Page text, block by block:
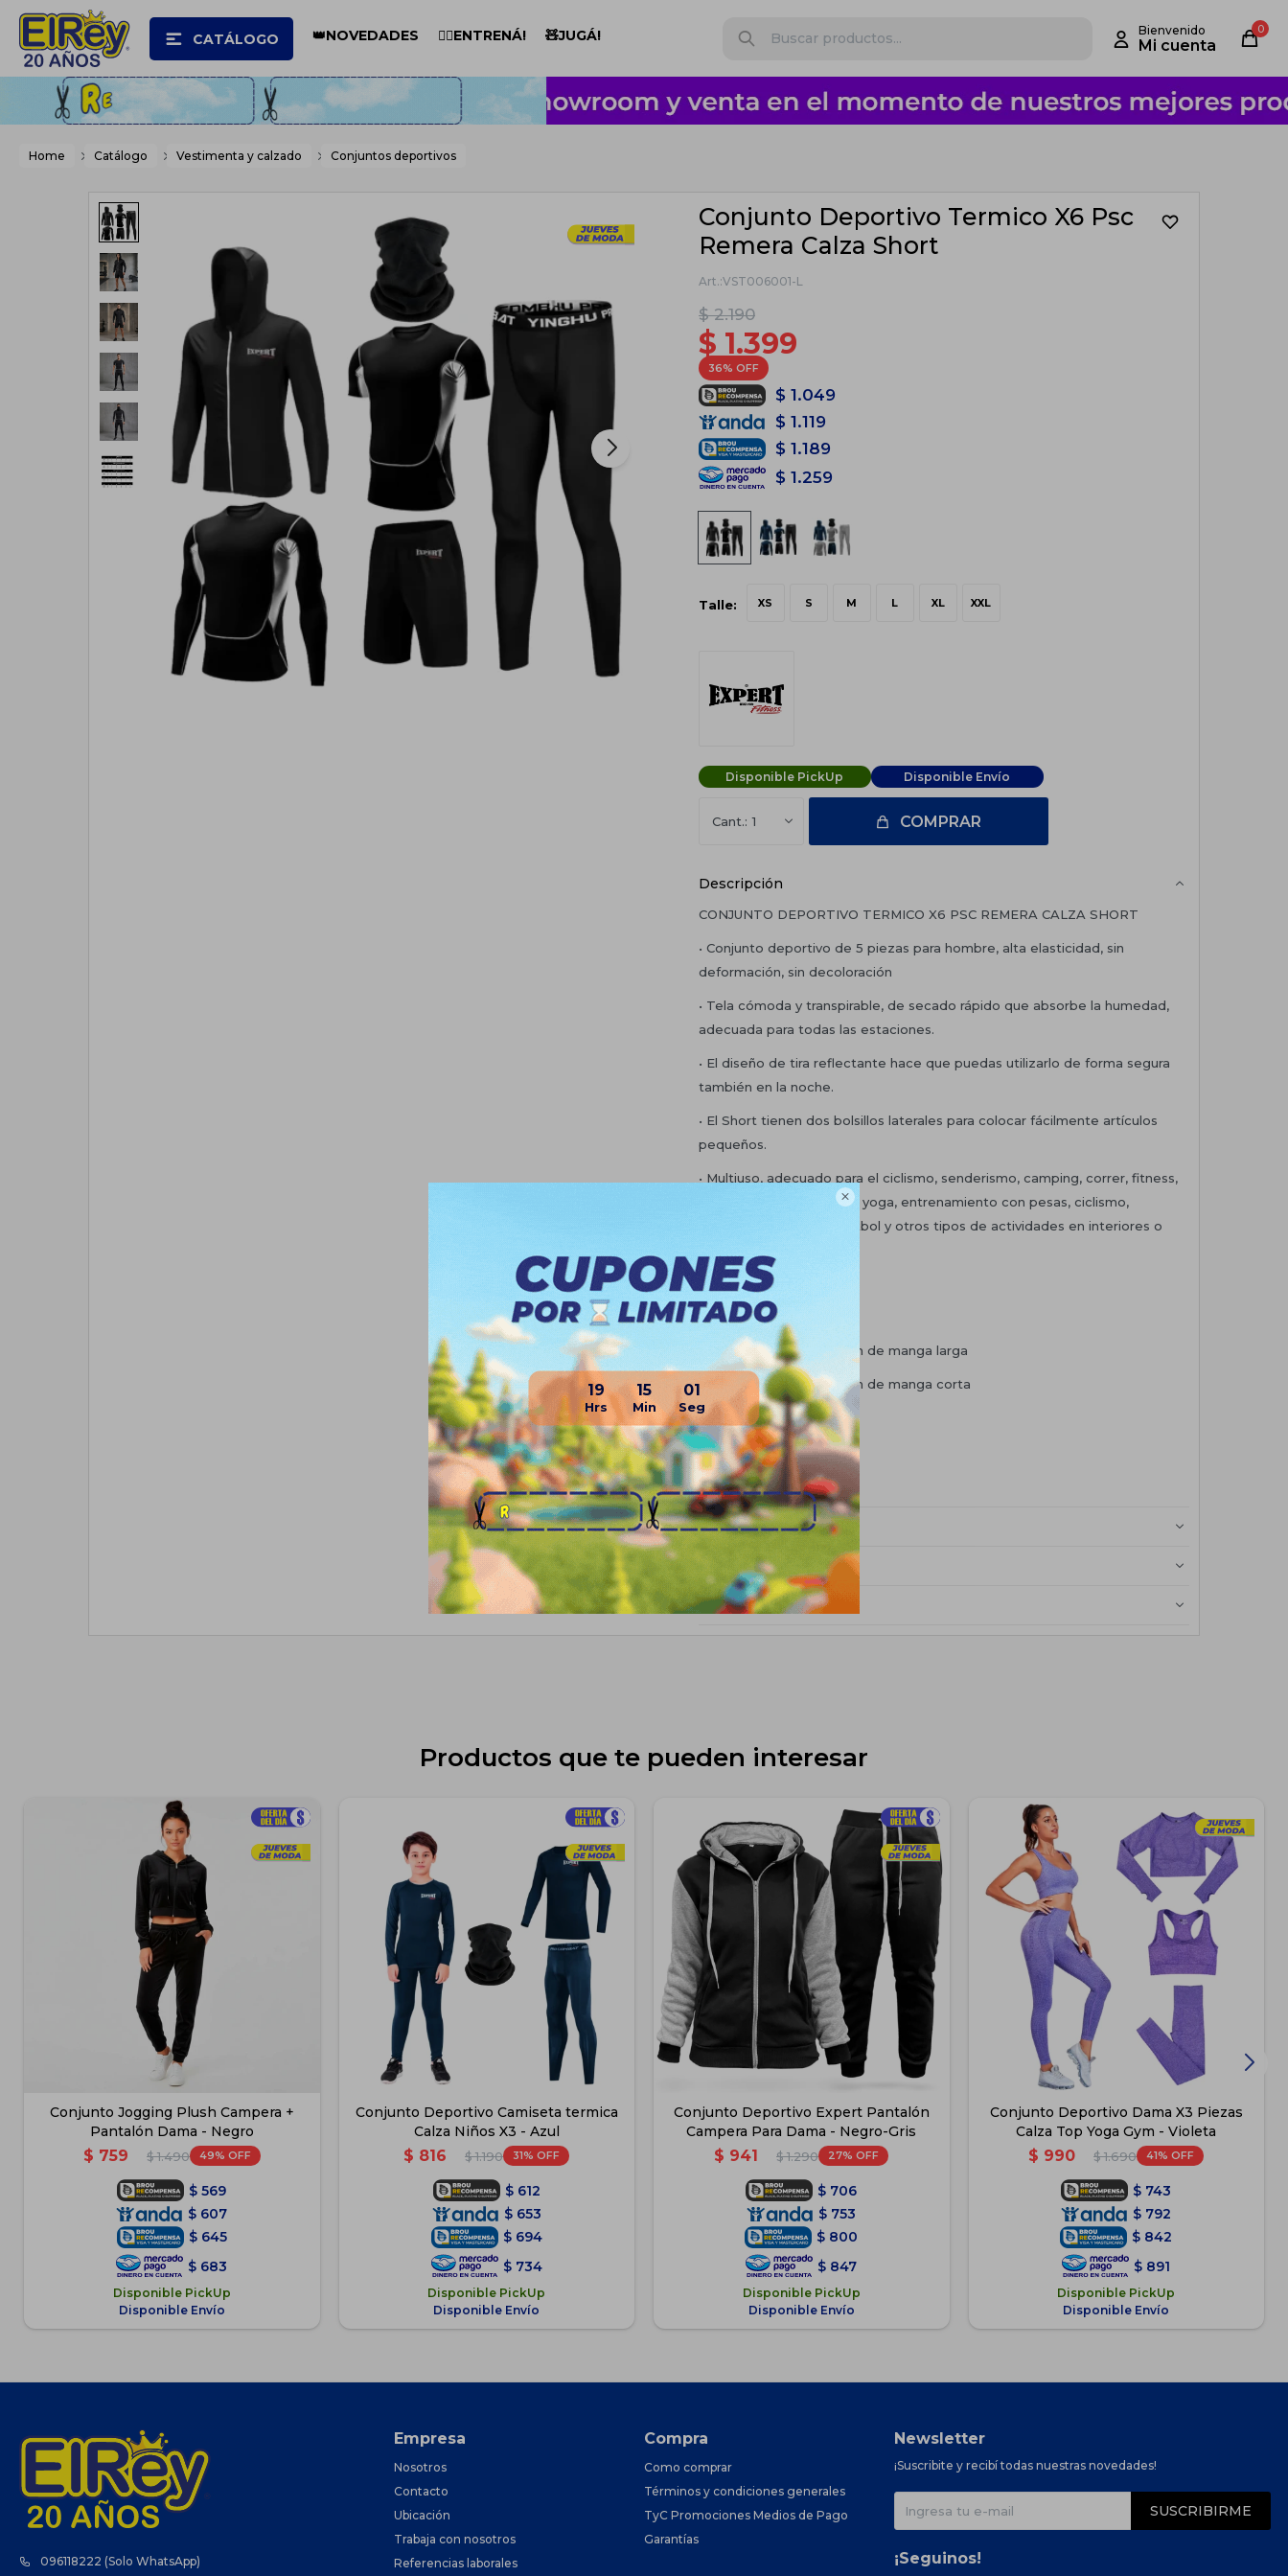

19 15 00
CATÁLOGO 👑NOVEDADES 🏋️‍♂️ENTRENÁ! 🧸JUGÁ! 0
Home Catálogo Vestimenta y calzado Conjuntos deportivos
Conjunto Deportivo Termico X6 Psc
Remera Calza Short
VST006001-L
$ 2.190
$ 1.399
36
$ 1.049
$ 1.119
$ 1.189
$ 1.259
Talle: XS S M L XL XXL
Disponible PickUp Disponible Envío
1 COMPRAR
Descripción
CONJUNTO DEPORTIVO TERMICO X6 PSC REMERA CALZA SHORT
• Conjunto deportivo de 5 piezas para hombre, alta elasticidad, sin
deformación, sin decoloración
• Tela cómoda y transpirable, de secado rápido que absorbe la humedad,
adecuada para todas las estaciones.
• El diseño de tira reflectante hace que puedas utilizarlo de forma segura
también en la noche.
• El Short tienen dos bolsillos laterales para colocar fácilmente artículos
pequeños.
• Multiuso, adecuado para el ciclismo, senderismo, camping, correr, fitness,
entrenamiento, maratón, yoga, entrenamiento con pesas, ciclismo,
gimnasio, baloncesto, fútbol y otros tipos de actividades en interiores o
exteriores.
INCLUYE:
- 1 Campera deportiva
- 1 Camisa de compresión de manga larga
- 1 Camisa de compresión de manga corta
- 1 Calza
- 1 Short
- 1 Cuello
Planes de cuotas
Envíos
Medios de pago
Productos que te pueden interesar
Conjunto Jogging Plush Campera +
Pantalón Dama - Negro
$ 759 $ 1.490 49
$ 569
$ 607
$ 645
$ 683
Disponible PickUp
Disponible Envío
Conjunto Deportivo Camiseta termica
Calza Niños X3 - Azul
$ 816 $ 1.190 31
$ 612
$ 653
$ 694
$ 734
Disponible PickUp
Disponible Envío
Conjunto Deportivo Expert Pantalón
Campera Para Dama - Negro-Gris
$ 941 $ 1.290 27
$ 706
$ 753
$ 800
$ 847
Disponible PickUp
Disponible Envío
Conjunto Deportivo Dama X3 Piezas
Calza Top Yoga Gym - Violeta
$ 990 $ 1.690 41
$ 743
$ 792
$ 842
$ 891
Disponible PickUp
Disponible Envío
096118222 (Solo WhatsApp)
Empresa
Nosotros
Contacto
Ubicación
Trabaja con nosotros
Referencias laborales
Compra
Como comprar
Términos y condiciones generales
TyC Promociones Medios de Pago
Garantías
Newsletter
¡Suscribite y recibí todas nuestras novedades!
SUSCRIBIRME
¡Seguinos!